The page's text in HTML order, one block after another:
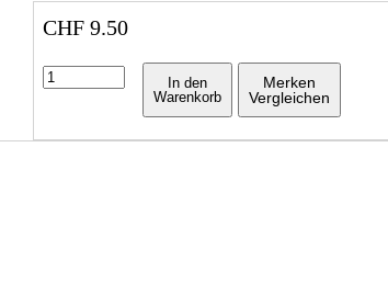
CHF 9.50
In den
Warenkorb
Merken
Vergleichen